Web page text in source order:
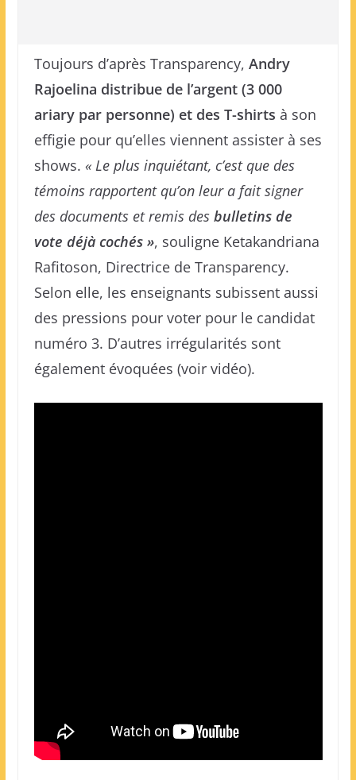
Toujours d’après Transparency, Andry
Rajoelina distribue de l’argent (3 000
ariary par personne) et des T-shirts à son
effigie pour qu’elles viennent assister à ses
shows. « Le plus inquiétant, c’est que des
témoins rapportent qu’on leur a fait signer
des documents et remis des bulletins de
vote déjà cochés », souligne Ketakandriana
Rafitoson, Directrice de Transparency.
Selon elle, les enseignants subissent aussi
des pressions pour voter pour le candidat
numéro 3. D’autres irrégularités sont
également évoquées (voir vidéo).